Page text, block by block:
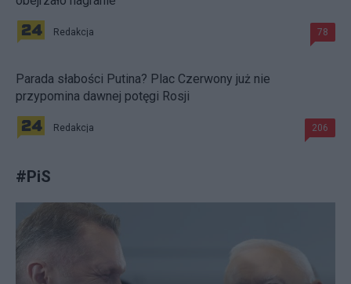
Redakcja 78
Parada słabości Putina? Plac Czerwony już nie
przypomina dawnej potęgi Rosji
Redakcja 206
#PiS